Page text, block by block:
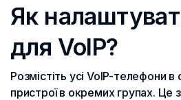
Як
для VoIP?
Розмістіть усі VoIP-телефони
пристрої в окремих групах. Це